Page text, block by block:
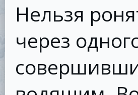
Нельзя
через